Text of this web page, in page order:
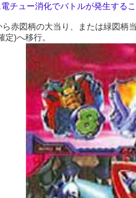
チュー消化でバトルが発生する
ら赤図柄の大当り、または緑図柄
定)へ移行。